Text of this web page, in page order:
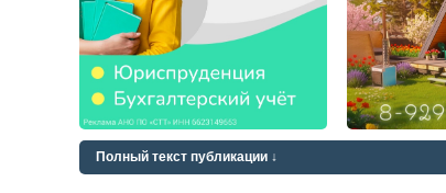
Полный текст публикации ↓